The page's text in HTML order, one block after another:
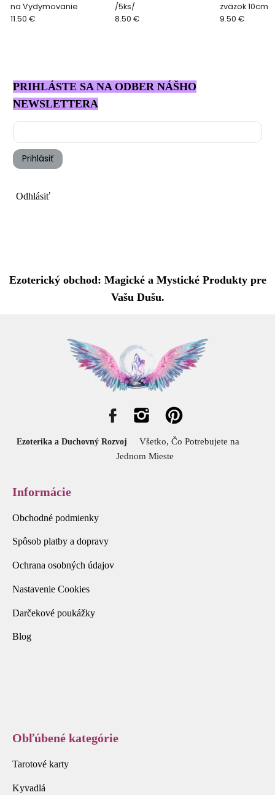
na Vydymovanie
11.50 €
/5ks/
8.50 €
zväzok 10cm
Vydymovanie
9.50 €
PRIHLÁSTE SA NA ODBER NÁŠHO
NEWSLETTERA
Prihlásiť
Odhlásiť
Ezoterický obchod: Magické a Mystické Produkty pre
Vašu Dušu.
Ezoterika a Duchovný Rozvoj
Všetko, Čo Potrebujete na
Jednom Mieste
Informácie
Obchodné podmienky
Spôsob platby a dopravy
Ochrana osobných údajov
Nastavenie Cookies
Darčekové poukážky
Blog
Obľúbené kategórie
Tarotové karty
Kyvadlá